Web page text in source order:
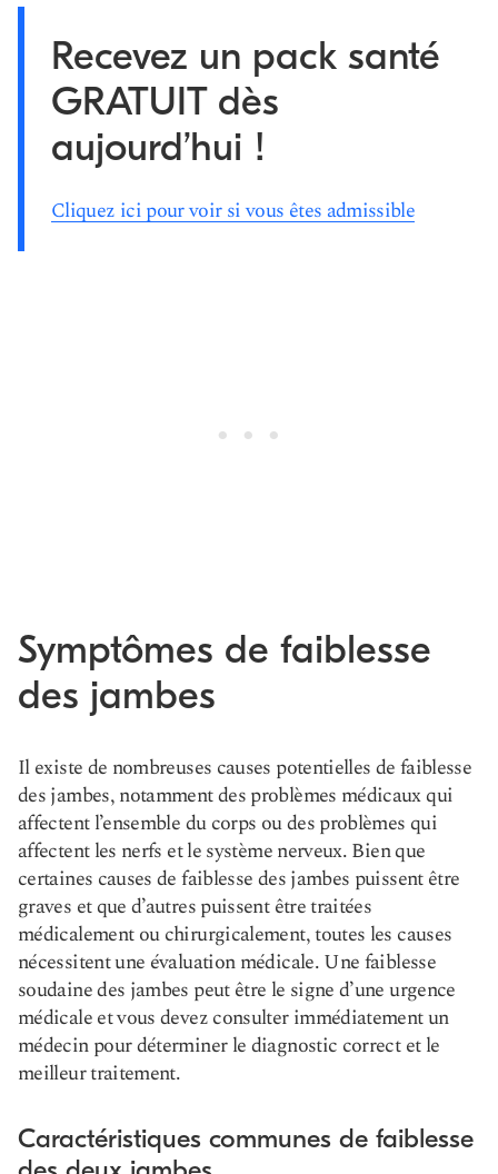
Recevez un pack santé
GRATUIT dès
aujourd’hui !
Cliquez ici pour voir si vous êtes admissible
Symptômes de faiblesse
des jambes
Il existe de nombreuses causes potentielles de faiblesse
des jambes, notamment des problèmes médicaux qui
affectent l’ensemble du corps ou des problèmes qui
affectent les nerfs et le système nerveux. Bien que
certaines causes de faiblesse des jambes puissent être
graves et que d’autres puissent être traitées
médicalement ou chirurgicalement, toutes les causes
nécessitent une évaluation médicale. Une faiblesse
soudaine des jambes peut être le signe d’une urgence
médicale et vous devez consulter immédiatement un
médecin pour déterminer le diagnostic correct et le
meilleur traitement.
Caractéristiques communes de faiblesse